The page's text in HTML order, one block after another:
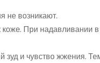
не возникают.
При надавливании
и чувство жжения.